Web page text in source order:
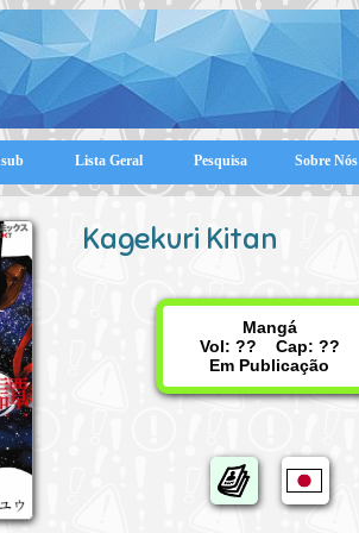
Lista Geral Pesquisa Sobre Nós
Kagekuri Kitan
Mangá
Vol: ?? Cap: ??
Em Publicação